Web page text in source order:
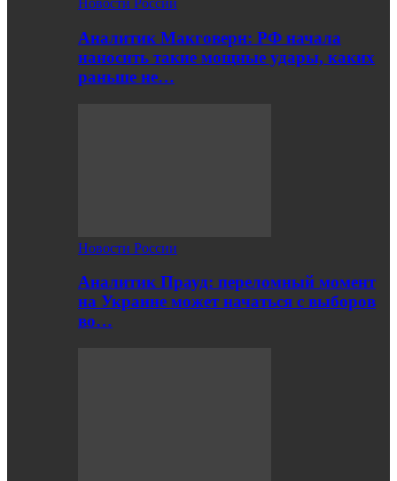
Новости России
Аналитик Макговерн: РФ начала
наносить такие мощные удары, каких
раньше не…
Новости России
Аналитик Прауд: переломный момент
на Украине может начаться с выборов
во…